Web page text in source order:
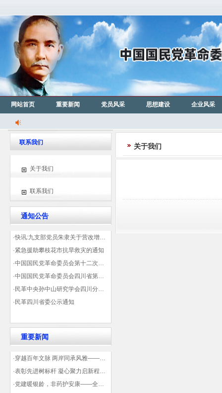
网站首页 重要新闻 党员风采 思想建设 企业风采
联系我们
关于我们
联系我们
通知公告
·快讯:九支部党员朱隶关于营改增信息宣传力度的建议那篇已被省政协采用
·紧急援助攀枝花市抗旱救灾的通知
·中国国民党革命委员会第十二次全国代表大会代表登记表（下载）
·中国国民党革命委员会四川省第十一次代表大会代表登记表（下载）
·民革中央孙中山研究学会四川分会领导机构及成员名单
·民革四川省委公示通知
重要新闻
·穿越百年文脉 两岸同承风雅——民革四川省委会“中山天府大讲堂”第三讲在蓉举办
·表彰先进树标杆 凝心聚力启新程——民革企业总支部参加2025年度先进表彰大会有感
·党建暖银龄，非药护安康——全球健康公益大讲堂温情纪实
关于我们